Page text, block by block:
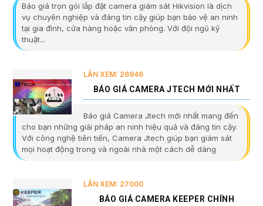
Báo giá trọn gói lắp đặt camera giám sát Hikvision là dịch
vụ chuyên nghiệp và đáng tin cậy giúp bạn bảo vệ an ninh
tại gia đình, cửa hàng hoặc văn phòng. Với đội ngũ kỹ
thuật...
LẦN XEM: 26946
BÁO GIÁ CAMERA JTECH MỚI NHẤT
Báo giá Camera Jtech mới nhất mang đến
cho bạn những giải pháp an ninh hiệu quả và đáng tin cậy.
Với công nghệ tiên tiến, Camera Jtech giúp bạn giám sát
mọi hoạt động trong và ngoài nhà một cách dễ dàng
LẦN XEM: 27000
BÁO GIÁ CAMERA KEEPER CHÍNH